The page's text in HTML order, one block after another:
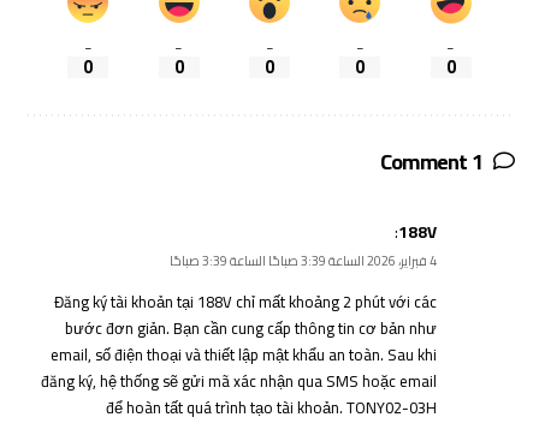
0
0
0
0
0
1 Comment
188V
:
4 فبراير، 2026 الساعة 3:39 صباحًا الساعة 3:39 صباحًا
Đăng ký tài khoản tại 188Vchỉ mất khoảng 2 phút với các
bước đơn giản. Bạn cần cung cấp thông tin cơ bản như
email, số điện thoại và thiết lập mật khẩu an toàn. Sau khi
đăng ký, hệ thống sẽ gửi mã xác nhận qua SMS hoặc email
để hoàn tất quá trình tạo tài khoản. TONY02-03H